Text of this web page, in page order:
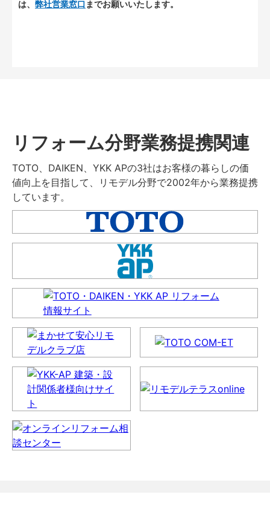
は、 弊社営業窓口 までお願いいたします。
リフォーム分野業務提携関連
TOTO、DAIKEN、YKK APの3社はお客様の暮らしの価
値向上を目指して、リモデル分野で2002年から業務提携
しています。